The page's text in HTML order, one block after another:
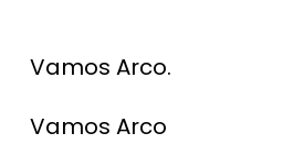
Vamos Arco.
Vamos Arco